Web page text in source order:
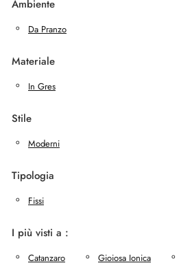
Ambiente
Da Pranzo
Materiale
In Gres
Stile
Moderni
Tipologia
Fissi
I più visti a :
Catanzaro Gioiosa Ionica